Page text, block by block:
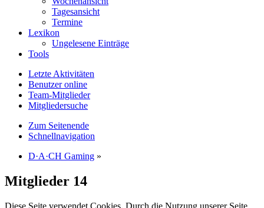
Tagesansicht
Termine
Lexikon
Ungelesene Einträge
Tools
Letzte Aktivitäten
Benutzer online
Team-Mitglieder
Mitgliedersuche
Zum Seitenende
Schnellnavigation
D·A·CH Gaming »
Mitglieder 14
Diese Seite verwendet Cookies. Durch die Nutzung unserer Seite